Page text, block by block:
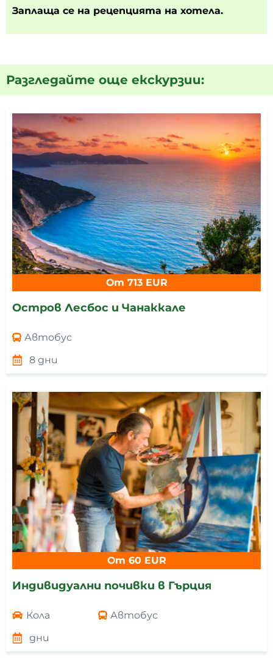
Заплаща се на рецепцията на хотела.
Разгледайте още екскурзии:
От 713 EUR
Остров Лесбос и Чанаккале
Автобус
8 дни
От 60 EUR
Индивидуални почивки в Гърция
Кола
Автобус
дни